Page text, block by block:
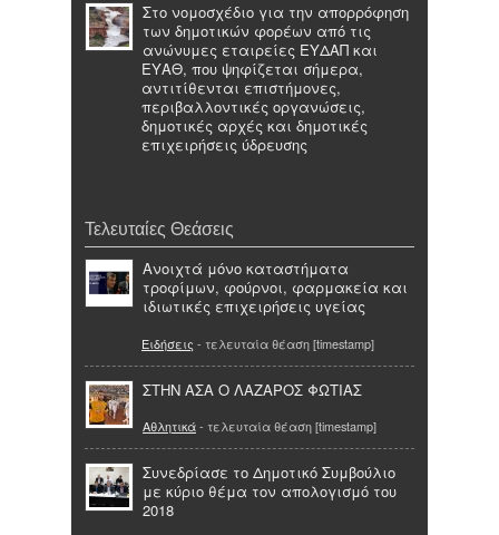
Στο νομοσχέδιο για την απορρόφηση
των δημοτικών φορέων από τις
ανώνυμες εταιρείες ΕΥΔΑΠ και
ΕΥΑΘ, που ψηφίζεται σήμερα,
αντιτίθενται επιστήμονες,
περιβαλλοντικές οργανώσεις,
δημοτικές αρχές και δημοτικές
επιχειρήσεις ύδρευσης
Τελευταίες Θεάσεις
Ανοιχτά μόνο καταστήματα
τροφίμων, φούρνοι, φαρμακεία και
ιδιωτικές επιχειρήσεις υγείας
Ειδήσεις - τελευταία θέαση [timestamp]
ΣΤΗΝ ΑΣΑ Ο ΛΑΖΑΡΟΣ ΦΩΤΙΑΣ
Αθλητικά- τελευταία θέαση [timestamp]
Συνεδρίασε το Δημοτικό Συμβούλιο
με κύριο θέμα τον απολογισμό του
2018